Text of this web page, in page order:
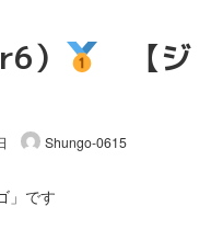
）
【ジ
Shungo-0615
」です